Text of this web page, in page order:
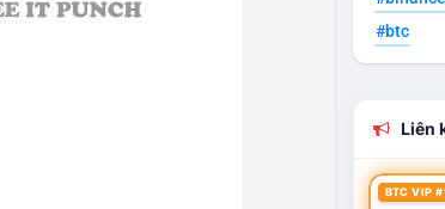
#btc
Liên
BTC VIP